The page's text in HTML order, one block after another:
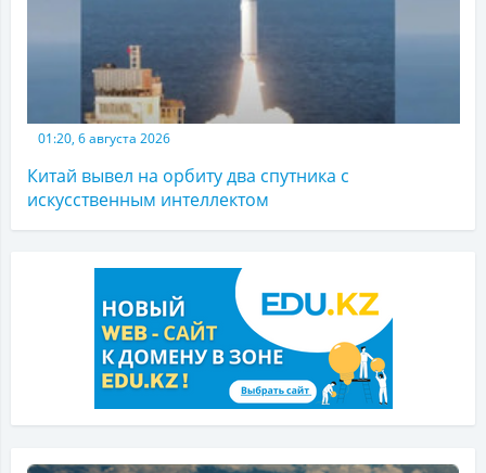
01:20, 6 августа 2026
Китай вывел на орбиту два спутника с
искусственным интеллектом